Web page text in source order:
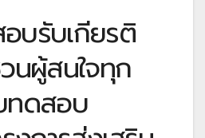
บรับเกียรติ
นผู้สนใจทุก
ทดสอบ